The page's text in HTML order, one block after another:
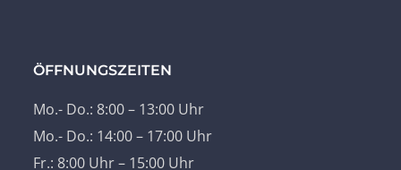
ÖFFNUNGSZEITEN
Mo.- Do.: 8:00 – 13:00 Uhr
Mo.- Do.: 14:00 – 17:00 Uhr
Fr.: 8:00 Uhr – 15:00 Uhr